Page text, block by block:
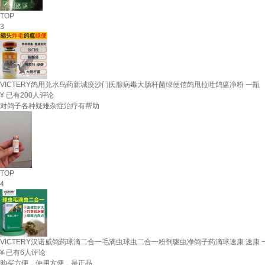
TOP
3
VICTERY鸽用兑水鸟药新城疫沙门氏腺病毒大肠杆菌绿便信鸽甩拉吐鸽瘟净粉 一瓶
¥ 已有200人评论
对鸽子各种疑难杂症治疗有帮助
TOP
4
VICTERY汉诺威鸽药球滴二合一毛滴虫球虫二合一粉剂驱虫净鸽子药滴球速康 速康
¥ 已有6人评论
购买方便，使用方便，是正品。